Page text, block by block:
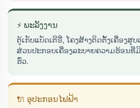
⚡ ພະລັງງານ
ຕູ້ເກັບແບັດເຕີຣີ່, ໂຄງສ້າງຕິດຕັ້ງເຄື່ອງສູບ
ສ່ວນປະກອບເຄື່ອງລະບາຍຄວາມຮ້ອນ
ຮົ່ວ.
🔌 ອຸປະກອນໄຟຟ້າ